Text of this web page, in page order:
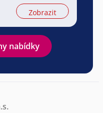
Zobrazit
nabídky